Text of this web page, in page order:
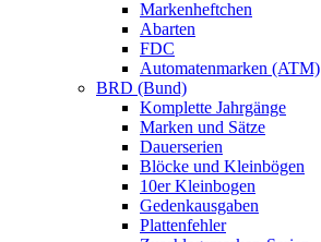
Markenheftchen
Abarten
FDC
Automatenmarken (ATM)
BRD (Bund)
Komplette Jahrgänge
Marken und Sätze
Dauerserien
Blöcke und Kleinbögen
10er Kleinbogen
Gedenkausgaben
Plattenfehler